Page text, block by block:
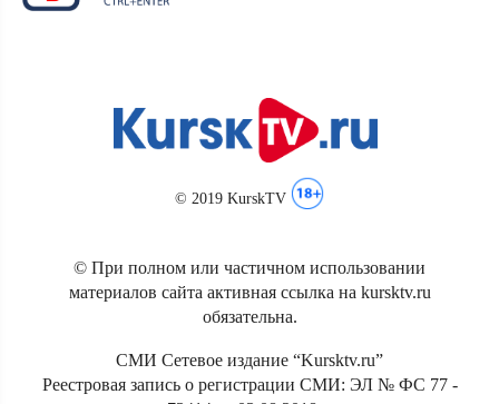
© 2019 KurskTV
© При полном или частичном использовании
материалов сайта активная ссылка на kursktv.ru
обязательна.
СМИ Сетевое издание “Kursktv.ru”
Реестровая запись о регистрации СМИ: ЭЛ № ФС 77 -